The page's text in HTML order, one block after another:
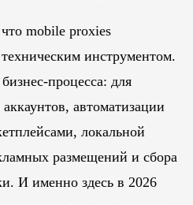
mobile proxies
инструментом.
процесса: для
автоматизации
локальной
размещений и сбора
И именно здесь в 2026